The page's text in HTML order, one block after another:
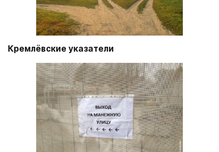
Кремлёвские указатели